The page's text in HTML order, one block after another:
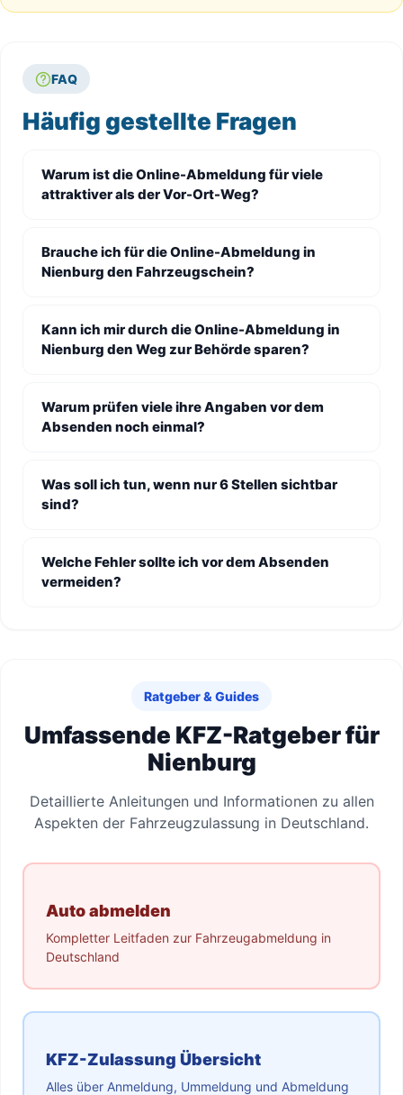
FAQ
Häufig gestellte Fragen
Warum ist die Online-Abmeldung für viele
attraktiver als der Vor-Ort-Weg?
Brauche ich für die Online-Abmeldung in
Nienburg den Fahrzeugschein?
Kann ich mir durch die Online-Abmeldung in
Nienburg den Weg zur Behörde sparen?
Warum prüfen viele ihre Angaben vor dem
Absenden noch einmal?
Was soll ich tun, wenn nur 6 Stellen sichtbar
sind?
Welche Fehler sollte ich vor dem Absenden
vermeiden?
Ratgeber & Guides
Umfassende KFZ-Ratgeber für
Nienburg
Detaillierte Anleitungen und Informationen zu allen
Aspekten der Fahrzeugzulassung in Deutschland.
Auto abmelden
Kompletter Leitfaden zur Fahrzeugabmeldung in
Deutschland
KFZ-Zulassung Übersicht
Alles über Anmeldung, Ummeldung und Abmeldung